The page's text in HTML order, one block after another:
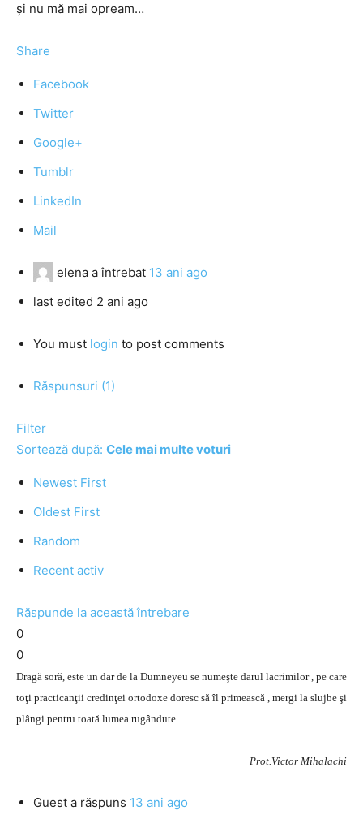
și nu mă mai opream…
Share
Facebook
Twitter
Google+
Tumblr
LinkedIn
Mail
elena a întrebat 13 ani ago
last edited 2 ani ago
You must login to post comments
Răspunsuri (1)
Filter
Sortează după: Cele mai multe voturi
Newest First
Oldest First
Random
Recent activ
Răspunde la această întrebare
0
0
Dragă soră, este un dar de la Dumneyeu se numeşte darul lacrimilor , pe care
toţi practicanţii credinţei ortodoxe doresc să îl primească , mergi la slujbe şi
plângi pentru toată lumea rugândute.
Prot.Victor Mihalachi
Guest a răspuns 13 ani ago